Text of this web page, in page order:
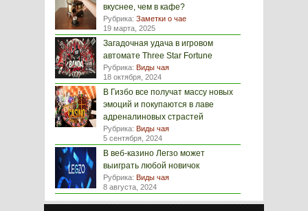
вкуснее, чем в кафе?
Рубрика: Заметки о чае
19 марта, 2025
Загадочная удача в игровом
автомате Three Star Fortune
Рубрика: Виды чая
18 октября, 2024
В Гизбо все получат массу новых
эмоций и покупаются в лаве
адреналиновых страстей
Рубрика: Виды чая
5 сентября, 2024
В веб-казино Легзо может
выиграть любой новичок
Рубрика: Виды чая
8 августа, 2024